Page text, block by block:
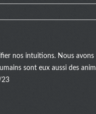
nos intuitions. Nous
sont eux aussi des
23